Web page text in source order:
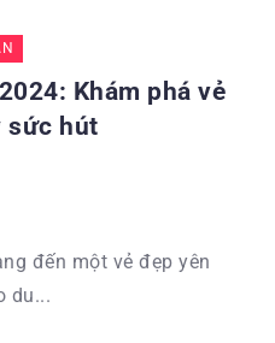
Khám phá vẻ
sức hút
đến một vẻ đẹp yên
du...